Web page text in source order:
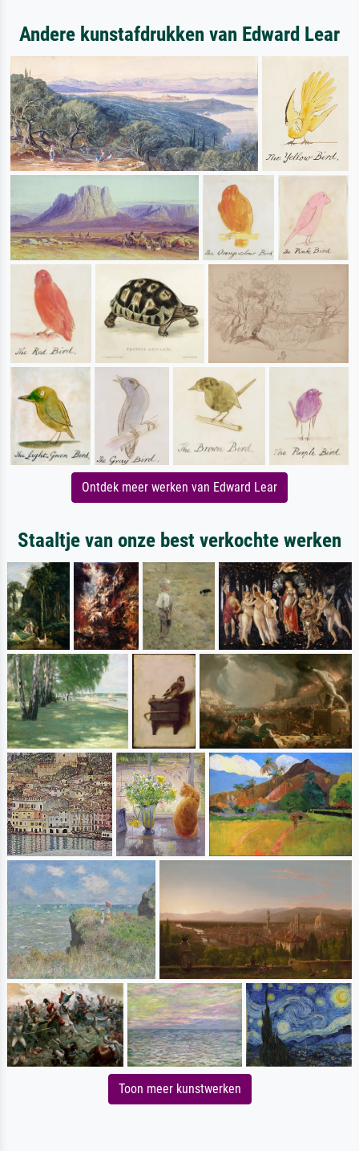
Andere kunstafdrukken van Edward Lear
Ontdek meer werken van Edward Lear
Staaltje van onze best verkochte werken
Toon meer kunstwerken